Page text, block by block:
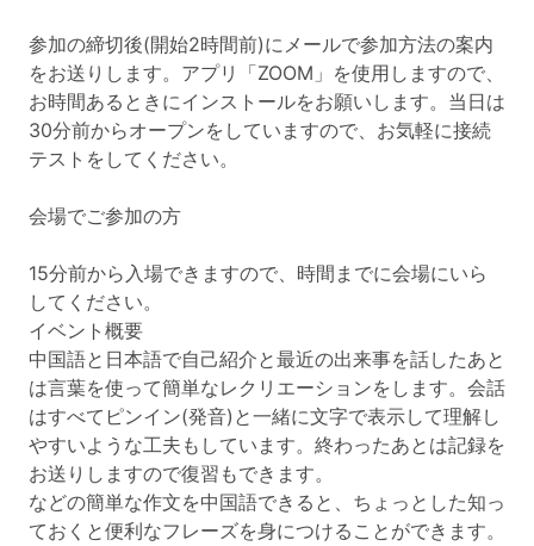
参加の締切後(開始2時間前)にメールで参加方法の案内
をお送りします。アプリ「ZOOM」を使用しますので、
お時間あるときにインストールをお願いします。当日は
30分前からオープンをしていますので、お気軽に接続
テストをしてください。
会場でご参加の方
15分前から入場できますので、時間までに会場にいら
してください。
イベント概要
中国語と日本語で自己紹介と最近の出来事を話したあと
は言葉を使って簡単なレクリエーションをします。会話
はすべてピンイン(発音)と一緒に文字で表示して理解し
やすいような工夫もしています。終わったあとは記録を
お送りしますので復習もできます。
などの簡単な作文を中国語できると、ちょっとした知っ
ておくと便利なフレーズを身につけることができます。